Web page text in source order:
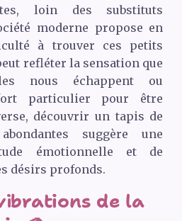
loin des substituts
moderne propose en
à trouver ces petits
refléter la sensation que
nous échappent ou
particulier pour être
découvrir un tapis de
suggère une
émotionnelle et de
désirs profonds.
de la